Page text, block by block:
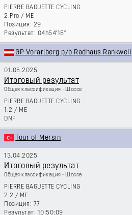
PIERRE BAGUETTE CYCLING
2.Pro / ME
29
04h54'18''
GP Vorarlberg p/b Radhaus Rankweil
01.05.2025
Итоговый результат
Общая классификация - Шоссе
PIERRE BAGUETTE CYCLING
1.2 / ME
DNF
Tour of Mersin
13.04.2025
Итоговый результат
Общая классификация - Шоссе
PIERRE BAGUETTE CYCLING
2.2 / ME
77
10:50:09